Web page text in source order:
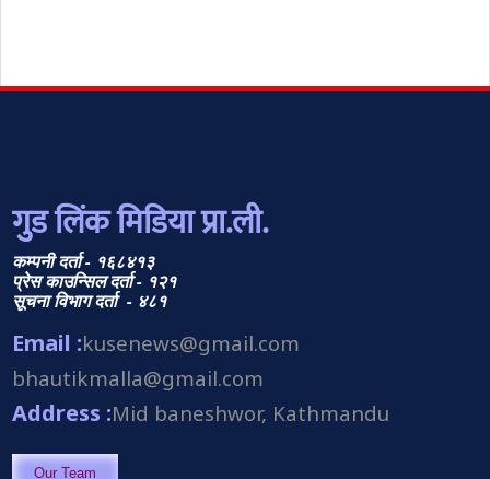
गुड लिंक मिडिया प्रा.ली.
कम्पनी दर्ता - १६८४१३
प्रेस काउन्सिल दर्ता - १२१
सूचना विभाग दर्ता - ४८१
Email :kusenews@gmail.com
bhautikmalla@gmail.com
Address :Mid baneshwor, Kathmandu
Our Team